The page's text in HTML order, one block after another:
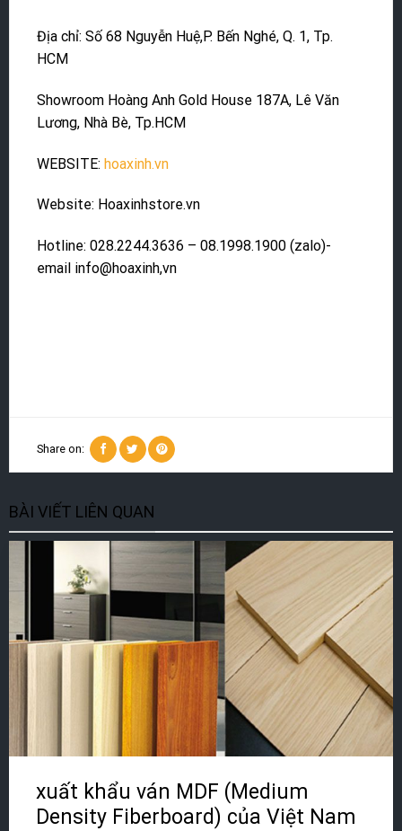
Địa chỉ: Số 68 Nguyễn Huệ,P. Bến Nghé, Q. 1, Tp.
HCM
Showroom Hoàng Anh Gold House 187A, Lê Văn
Lương, Nhà Bè, Tp.HCM
WEBSITE: hoaxinh.vn
Website: Hoaxinhstore.vn
Hotline: 028.2244.3636 – 08.1998.1900 (zalo)-
email info@hoaxinh,vn
Share on:
BÀI VIẾT LIÊN QUAN
xuất khẩu ván MDF (Medium
Density Fiberboard) của Việt Nam